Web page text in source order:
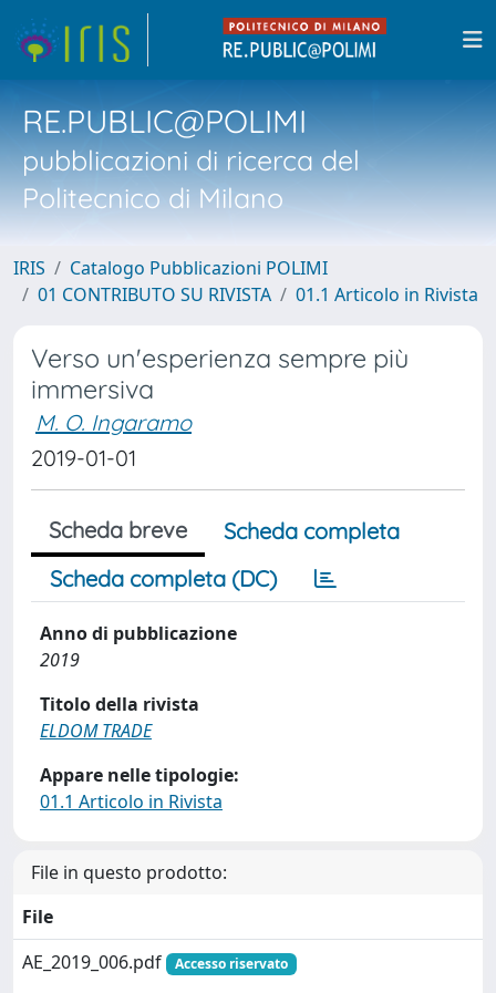
RE.PUBLIC@POLIMI
pubblicazioni di ricerca del
Politecnico di Milano
IRIS
Catalogo Pubblicazioni POLIMI
01 CONTRIBUTO SU RIVISTA
01.1 Articolo in Rivista
Verso un'esperienza sempre più
immersiva
M. O. Ingaramo
2019-01-01
Scheda breve
Scheda completa
Scheda completa (DC)
Anno di pubblicazione
2019
Titolo della rivista
ELDOM TRADE
Appare nelle tipologie:
01.1 Articolo in Rivista
File in questo prodotto:
File
AE_2019_006.pdf
Accesso riservato